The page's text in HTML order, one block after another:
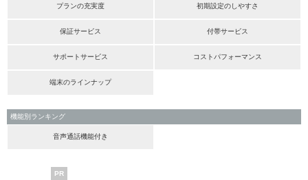
プランの充実度 初期設定のしやすさ
保証サービス 付帯サービス
サポートサービス コストパフォーマンス
端末のラインナップ
機能別ランキング
音声通話機能付き
PR